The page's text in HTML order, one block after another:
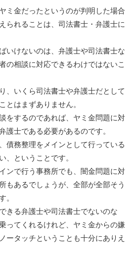
ミ金だったというのが判明した場合
られることは、司法書士・弁護士に
いけないのは、弁護士や司法書士な
の相談に対応できるわけではないこ
、いくら司法書士や弁護士だとして
とはまずありません。
をするのであれば、ヤミ金問題に対
護士である必要があるのです。
債務整理をメインとして行っている
、ということです。
ンで行う事務所でも、闇金問題に対
もあるでしょうが、全部が全部そう
。
きる弁護士や司法書士でないのな
ってくれるけれど、ヤミ金からの嫌
ータッチということも十分にありえ